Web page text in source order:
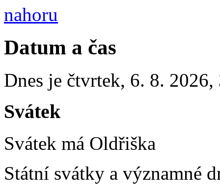
nahoru
Datum a čas
Dnes je čtvrtek, 6. 8. 2026,
Svátek
Svátek má Oldřiška
Státní svátky a významné